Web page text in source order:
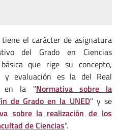
tiene el carácter de asignatura
del Grado en Ciencias
que rige su concepto,
y evaluación es la del Real
en la "Normativa sobre la
de Grado en la UNED" y se
sobre la realización de los
de Ciencias".